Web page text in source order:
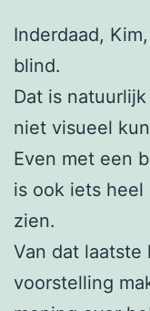
Inderdaad,
blind.
Dat is
niet visueel
Even met een
is ook iets heel
zien.
Van dat laatste
voorstelling